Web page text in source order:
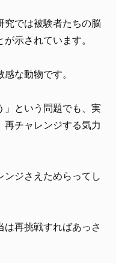
究では被験者たちの脳
示されています。
な動物です。
」という問題でも、実
チャレンジする気力
ジさえためらってし
再挑戦すればあっさ